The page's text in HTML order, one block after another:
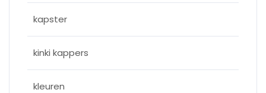
kapster
kinki kappers
kleuren